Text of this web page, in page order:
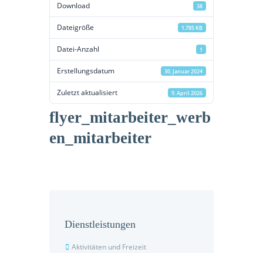
Download 38
Dateigröße 1.785 KB
Datei-Anzahl 1
Erstellungsdatum 30. Januar 2024
Zuletzt aktualisiert 9. April 2026
flyer_mitarbeiter_werb
en_mitarbeiter
Dienstleistungen
Aktivitäten und Freizeit